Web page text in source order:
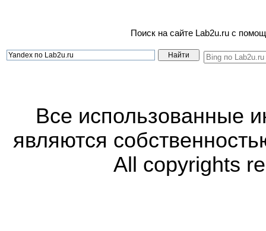
Поиск на сайте Lab2u.ru с
Все использованные
являются
All copyrights